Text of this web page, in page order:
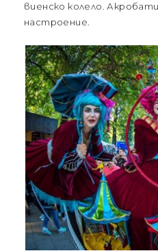
виенско колело.
настроение.